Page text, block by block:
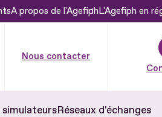
A propos de l'AgefiphL'Agefiph en
Nous contacter
Réseaux d'échanges